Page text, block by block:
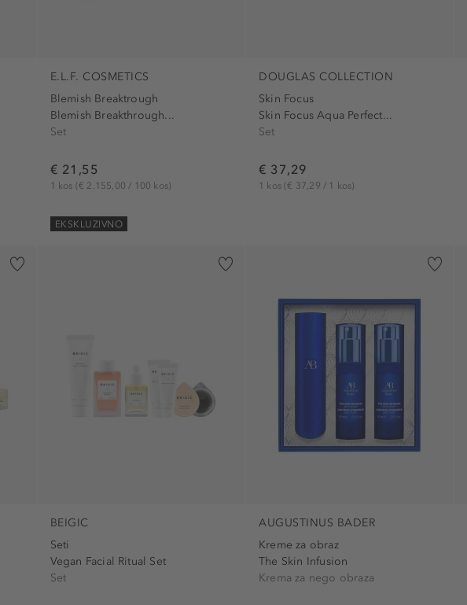
E.L.F. COSMETICS
Blemish Breaktrough
Blemish Breakthrough...
Set
€ 21,55
1 kos (€ 2.155,00 / 100 kos)
EKSKLUZIVNO
DOUGLAS COLLECTION
Skin Focus
Skin Focus Aqua Perfect...
Set
€ 37,29
1 kos(€ 37,29 / 1 kos)
BEIGIC
Seti
Vegan Facial Ritual Set
Set
AUGUSTINUS BADER
Kreme za obraz
The Skin Infusion
Krema za nego obraza